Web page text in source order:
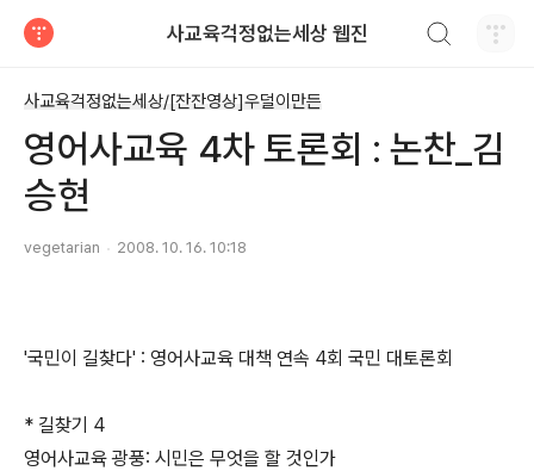
사교육걱정없는세상 웹진
사교육걱정없는세상/[잔잔영상]우덜이만든
영어사교육 4차 토론회 : 논찬_김
승현
vegetarian 2008. 10. 16. 10:18
'국민이 길찾다' : 영어사교육 대책 연속 4회 국민 대토론회
* 길찾기 4
영어사교육 광풍: 시민은 무엇을 할 것인가